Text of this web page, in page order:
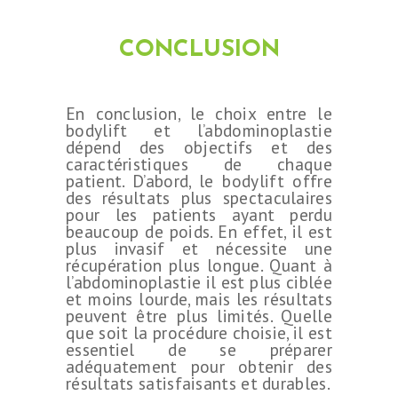
CONCLUSION
En conclusion, le choix entre le
bodylift et l’abdominoplastie
dépend des objectifs et des
caractéristiques de chaque
patient. D’abord, le bodylift offre
des résultats plus spectaculaires
pour les patients ayant perdu
beaucoup de poids. En effet, il est
plus invasif et nécessite une
récupération plus longue. Quant à
l’abdominoplastie il est plus ciblée
et moins lourde, mais les résultats
peuvent être plus limités. Quelle
que soit la procédure choisie, il est
essentiel de se préparer
adéquatement pour obtenir des
résultats satisfaisants et durables.